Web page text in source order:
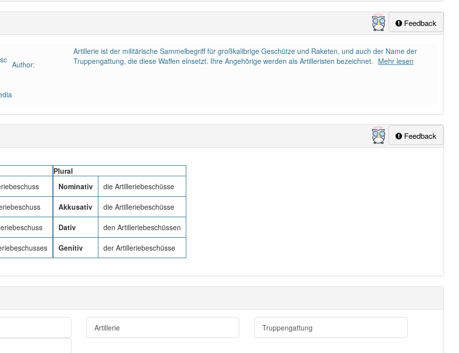
im Bereich 97% unserer Spielapp-Nutzer haben den Artikel korrekt erraten. Feedback
Author:
Artillerie ist der militärische Sammelbegriff für großkalibrige Geschütze und Raketen, und auch der Name der
Truppengattung, die diese Waffen einsetzt. Ihre Angehörige werden als Artilleristen bezeichnet. Mehr lesen
Feedback
Plural
Nominativ
die Artilleriebeschüsse
Akkusativ die Artilleriebeschüsse
Dativ den Artilleriebeschüssen
Genitiv der Artilleriebeschüsse
Artillerie Truppengattung